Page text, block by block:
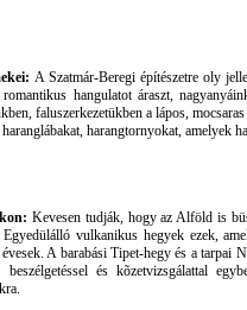
A Szatmár-Beregi építészetre oly
hangulatot áraszt,
faluszerkezetükben a lápos,
harangtornyokat, amelyek
Kevesen tudják, hogy az Alföld is
vulkanikus hegyek ezek,
A barabási Tipet-hegy és a tarpai
beszélgetéssel és kõzetvizsgálattal